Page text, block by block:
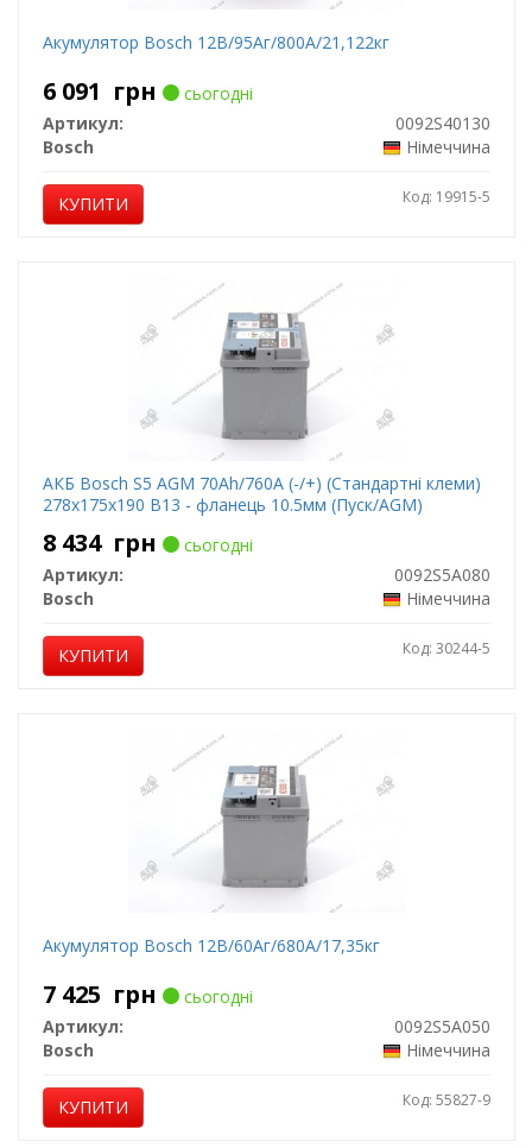
Акумулятор Bosch 12В/95Аг/800А/21,122кг
6 091 грн
сьогодні
Артикул:
0092S40130
Bosch
Німеччина
КУПИТИ Код: 19915-5
АКБ Bosch S5 AGM 70Аh/760А (-/+) (Стандартні клеми)
278x175x190 B13 - фланець 10.5мм (Пуск/AGM)
8 434 грн
сьогодні
Артикул:
0092S5A080
Bosch
Німеччина
КУПИТИ Код: 30244-5
Акумулятор Bosch 12В/60Аг/680А/17,35кг
7 425 грн
сьогодні
Артикул:
0092S5A050
Bosch
Німеччина
КУПИТИ Код: 55827-9